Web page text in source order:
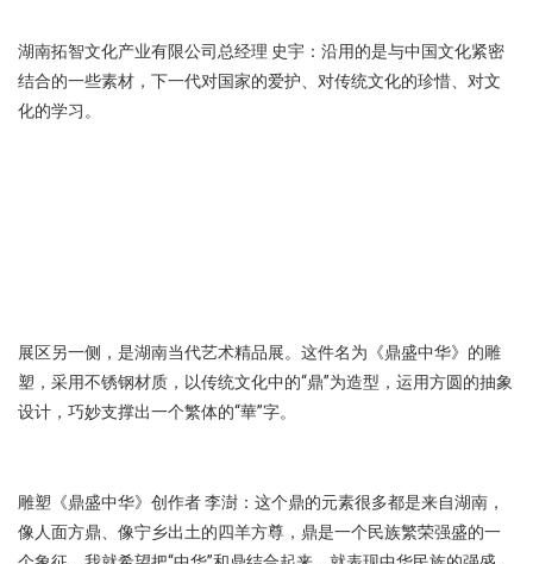
湖南拓智文化产业有限公司总经理 史宇：沿用的是与中国文化紧密
结合的一些素材，下一代对国家的爱护、对传统文化的珍惜、对文
化的学习。
展区另一侧，是湖南当代艺术精品展。这件名为《鼎盛中华》的雕
塑，采用不锈钢材质，以传统文化中的“鼎”为造型，运用方圆的抽象
设计，巧妙支撑出一个繁体的“華”字。
雕塑《鼎盛中华》创作者 李澍：这个鼎的元素很多都是来自湖南，
像人面方鼎、像宁乡出土的四羊方尊，鼎是一个民族繁荣强盛的一